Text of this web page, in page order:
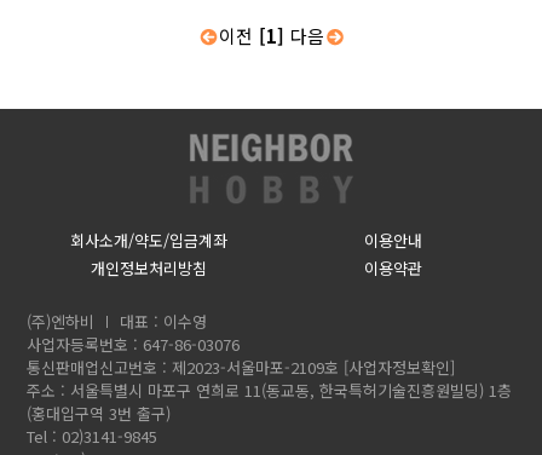
이전 [1] 다음
회사소개/약도/입금계좌
이용안내
개인정보처리방침
이용약관
(주)엔하비
대표 : 이수영
사업자등록번호 : 647-86-03076
통신판매업신고번호 : 제2023-서울마포-2109호 [사업자정보확인]
주소 : 서울특별시 마포구 연희로 11(동교동, 한국특허기술진흥원빌딩) 1층
(홍대입구역 3번 출구)
Tel : 02)3141-9845